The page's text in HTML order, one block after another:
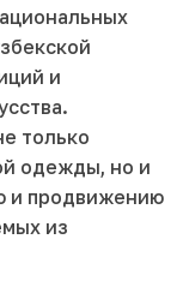
и
только
одежды, но и
и продвижению
из